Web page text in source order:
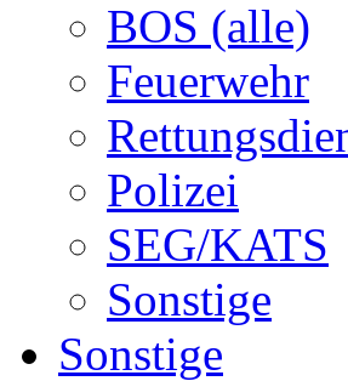
BOS (alle)
Feuerwehr
Polizei
SEG/KATS
Sonstige
Sonstige